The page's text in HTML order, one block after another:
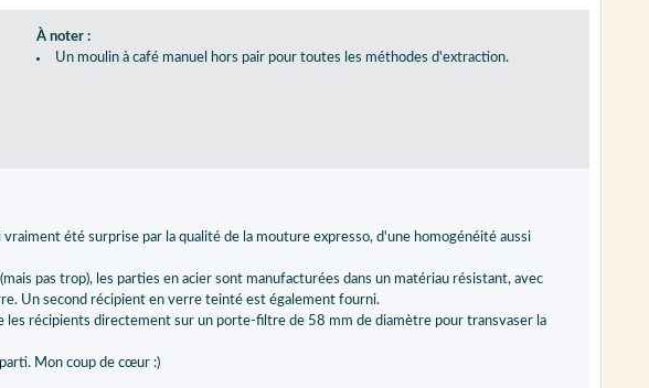
À noter :
Un moulin à café manuel hors pair pour toutes les méthodes d'extraction.
été surprise par la qualité de la mouture expresso, d'une homogénéité aussi
pas trop), les parties en acier sont manufacturées dans un matériau résistant, avec
Un second récipient en verre teinté est également fourni.
les récipients directement sur un porte-filtre de 58 mm de diamètre pour transvaser la
Mon coup de cœur :)